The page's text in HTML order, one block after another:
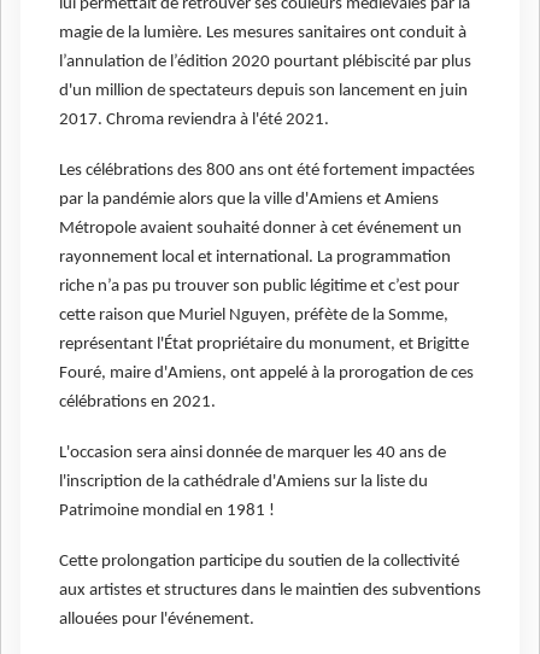
lui permettait de retrouver ses couleurs médiévales par la
magie de la lumière. Les mesures sanitaires ont conduit à
l’annulation de l’édition 2020 pourtant plébiscité par plus
d'un million de spectateurs depuis son lancement en juin
2017. Chroma reviendra à l'été 2021.
Les célébrations des 800 ans ont été fortement impactées
par la pandémie alors que la ville d'Amiens et Amiens
Métropole avaient souhaité donner à cet événement un
rayonnement local et international. La programmation
riche n’a pas pu trouver son public légitime et c’est pour
cette raison que Muriel Nguyen, préfète de la Somme,
représentant l'État propriétaire du monument, et Brigitte
Fouré, maire d'Amiens, ont appelé à la prorogation de ces
célébrations en 2021.
L'occasion sera ainsi donnée de marquer les 40 ans de
l'inscription de la cathédrale d'Amiens sur la liste du
Patrimoine mondial en 1981 !
Cette prolongation participe du soutien de la collectivité
aux artistes et structures dans le maintien des subventions
allouées pour l'événement.